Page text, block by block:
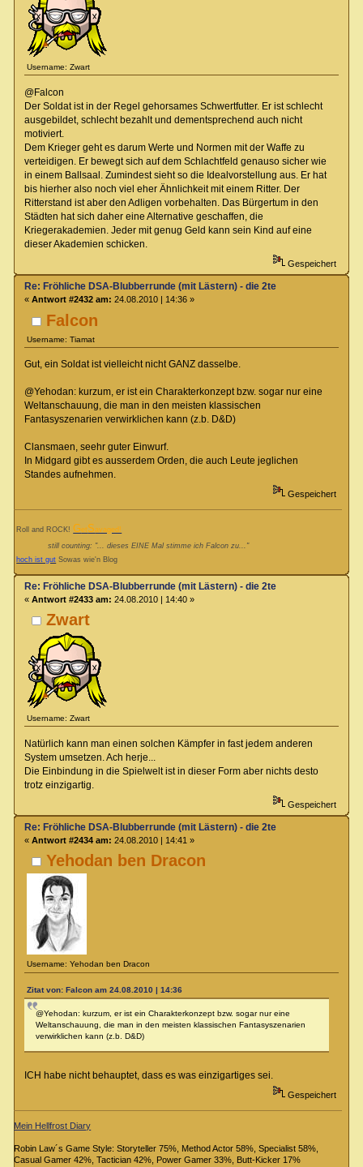
Username: Zwart
@Falcon
Der Soldat ist in der Regel gehorsames Schwertfutter. Er ist schlecht
ausgebildet, schlecht bezahlt und dementsprechend auch nicht
motiviert.
Dem Krieger geht es darum Werte und Normen mit der Waffe zu
verteidigen. Er bewegt sich auf dem Schlachtfeld genauso sicher wie
in einem Ballsaal. Zumindest sieht so die Idealvorstellung aus. Er hat
bis hierher also noch viel eher Ähnlichkeit mit einem Ritter. Der
Ritterstand ist aber den Adligen vorbehalten. Das Bürgertum in den
Städten hat sich daher eine Alternative geschaffen, die
Kriegerakademien. Jeder mit genug Geld kann sein Kind auf eine
dieser Akademien schicken.
Gespeichert
Falcon
Username: Tiamat
Re: Fröhliche DSA-Blubberrunde (mit Lästern) - die 2te
« Antwort #2432 am: 24.08.2010 | 14:36 »
Gut, ein Soldat ist vielleicht nicht GANZ dasselbe.
@Yehodan: kurzum, er ist ein Charakterkonzept bzw. sogar nur eine
Weltanschauung, die man in den meisten klassischen
Fantasyszenarien verwirklichen kann (z.b. D&D)
Clansmaen, seehr guter Einwurf.
In Midgard gibt es ausserdem Orden, die auch Leute jeglichen
Standes aufnehmen.
Gespeichert
Roll and ROCK!Get Savaged!
still counting: "... dieses EINE Mal stimme ich Falcon zu..."
hoch ist gut Sowas wie'n Blog
Zwart
Username: Zwart
Re: Fröhliche DSA-Blubberrunde (mit Lästern) - die 2te
« Antwort #2433 am: 24.08.2010 | 14:40 »
Natürlich kann man einen solchen Kämpfer in fast jedem anderen
System umsetzen. Ach herje...
Die Einbindung in die Spielwelt ist in dieser Form aber nichts desto
trotz einzigartig.
Gespeichert
Yehodan ben Dracon
Username: Yehodan ben Dracon
Re: Fröhliche DSA-Blubberrunde (mit Lästern) - die 2te
« Antwort #2434 am: 24.08.2010 | 14:41 »
Zitat von: Falcon am 24.08.2010 | 14:36
@Yehodan: kurzum, er ist ein Charakterkonzept bzw. sogar nur eine
Weltanschauung, die man in den meisten klassischen Fantasyszenarien
verwirklichen kann (z.b. D&D)
ICH habe nicht behauptet, dass es was einzigartiges sei.
Gespeichert
Mein Hellfrost Diary
Robin Law´s Game Style: Storyteller 75%, Method Actor 58%, Specialist 58%,
Casual Gamer 42%, Tactician 42%, Power Gamer 33%, Butt-Kicker 17%